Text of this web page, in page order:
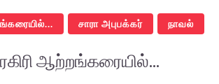
சாரா அபுபக்கர் நாவல்
ஆற்றங்கரையில்...